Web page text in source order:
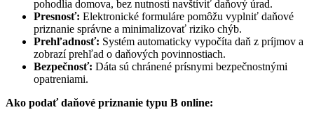
pohodlia domova, bez nutnosti navštíviť daňový úrad.
Presnosť: Elektronické formuláre pomôžu vyplniť daňové
priznanie správne a minimalizovať riziko chýb.
Prehľadnosť: Systém automaticky vypočíta daň z príjmov a
zobrazí prehľad o daňových povinnostiach.
Bezpečnosť: Dáta sú chránené prísnymi bezpečnostnými
opatreniami.
Ako podať daňové priznanie typu B online: